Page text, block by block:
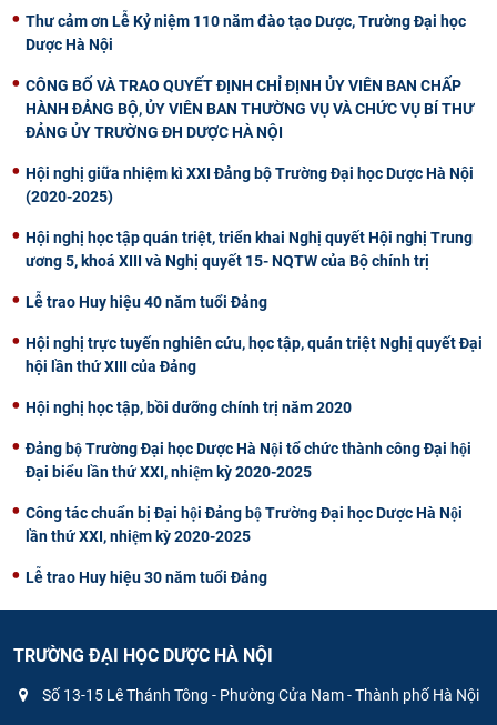
Thư cảm ơn Lễ Kỷ niệm 110 năm đào tạo Dược, Trường Đại học
Dược Hà Nội
CÔNG BỐ VÀ TRAO QUYẾT ĐỊNH CHỈ ĐỊNH ỦY VIÊN BAN CHẤP
HÀNH ĐẢNG BỘ, ỦY VIÊN BAN THƯỜNG VỤ VÀ CHỨC VỤ BÍ THƯ
ĐẢNG ỦY TRƯỜNG ĐH DƯỢC HÀ NỘI
Hội nghị giữa nhiệm kì XXI Đảng bộ Trường Đại học Dược Hà Nội
(2020-2025)
Hội nghị học tập quán triệt, triển khai Nghị quyết Hội nghị Trung
ương 5, khoá XIII và Nghị quyết 15- NQTW của Bộ chính trị
Lễ trao Huy hiệu 40 năm tuổi Đảng
Hội nghị trực tuyến nghiên cứu, học tập, quán triệt Nghị quyết Đại
hội lần thứ XIII của Đảng
Hội nghị học tập, bồi dưỡng chính trị năm 2020
Đảng bộ Trường Đại học Dược Hà Nội tổ chức thành công Đại hội
Đại biểu lần thứ XXI, nhiệm kỳ 2020-2025
Công tác chuẩn bị Đại hội Đảng bộ Trường Đại học Dược Hà Nội
lần thứ XXI, nhiệm kỳ 2020-2025
Lễ trao Huy hiệu 30 năm tuổi Đảng
TRƯỜNG ĐẠI HỌC DƯỢC HÀ NỘI
Số 13-15 Lê Thánh Tông - Phường Cửa Nam - Thành phố Hà Nội